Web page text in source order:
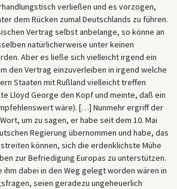
vor der Wahl zwischen zwei von
Alternativen: Entweder kündigte
mit Russland, woraufhin Großbritannien
Verhandlungen der größeren
den Russen teilnehmen könne, oder
Vertrag fest und musste dann mit dem
Verlauf der Konferenz rechnen, wie es in der
übermittelten „Konferenznote“
vier verschiedene Entwürfe seiner
zog, unterstreicht die
selbst geringfügiger Veränderungen
verließen und es vorzogen,
dem Rücken zumal Deutschlands zu führen.
Vertrag selbst anbelange, so könne an
natürlicherweise unter keinen
Aber es ließe sich vielleicht irgend ein
den Vertrag einzuverleiben in irgend welche
Staaten mit Rußland vielleicht treffen
Lloyd George den Kopf und meinte, daß ein
wäre). […] Nunmehr ergriff der
um zu sagen, er habe seit dem 10. Mai
Regierung übernommen und habe, das
können, sich die erdenklichste Mühe
zur Befriedigung Europas zu unterstützen.
dabei in den Weg gelegt worden wären in
seien geradezu ungeheuerlich